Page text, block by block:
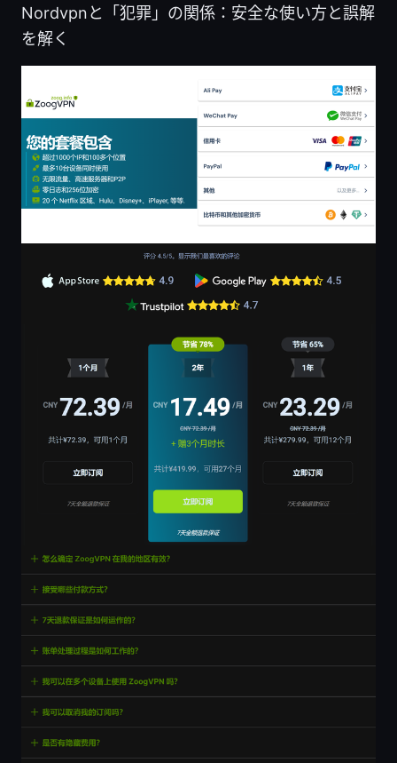
Nordvpnと「犯罪」の関係：安全な使い方と誤解
を解く